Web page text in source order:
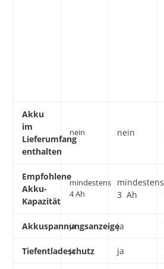
Akku
im
Lieferumfang
enthalten
nein nein
Empfohlene
Akku-
Kapazität
mindestens
4 Ah
mindestens
3 Ah
Akkuspannungsanzeige
ja ja
Tiefentladeschutz
ja ja